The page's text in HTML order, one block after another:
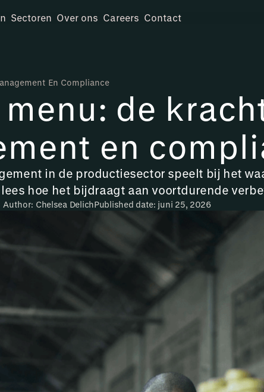
Sectoren Over ons Careers Contact
En Compliance
de
en
in de productiesector speelt bij het
hoe het bijdraagt aan voortdurende
Author: Chelsea DelichPublished date: juni 25, 2026